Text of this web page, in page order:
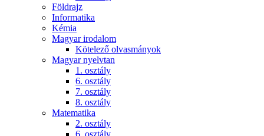
Földrajz
Informatika
Kémia
Magyar irodalom
Kötelező olvasmányok
Magyar nyelvtan
1. osztály
6. osztály
7. osztály
8. osztály
Matematika
2. osztály
6. osztály